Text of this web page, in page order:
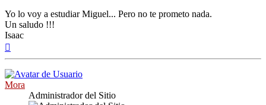
Yo lo voy a estudiar Miguel... Pero no te prometo nada.
Un saludo !!!
Isaac
Mora
Administrador del Sitio